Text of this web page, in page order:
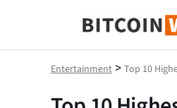
Bitcoin Wisdom
Entertainment > Top 10